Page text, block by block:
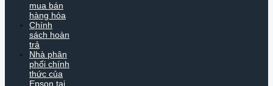
mua bán
hàng hóa
Chính
sách hoàn
trả
Nhà phân
phối chính
thức của
Epson tại